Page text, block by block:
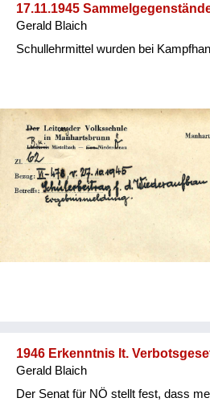
17.11.1945
Gerald Blaich
Schullehrmittel wurden bei
1946 Erkenntnis lt.
Gerald Blaich
Der Senat für NÖ stellt fest, dass